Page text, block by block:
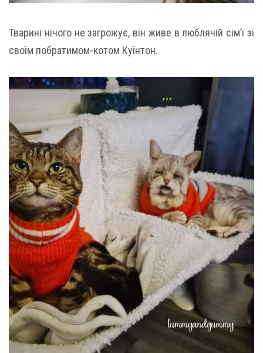
Тварині нічого не загрожує, він живе в люблячій сім’ї зі
своїм побратимом-котом Куїнтон.